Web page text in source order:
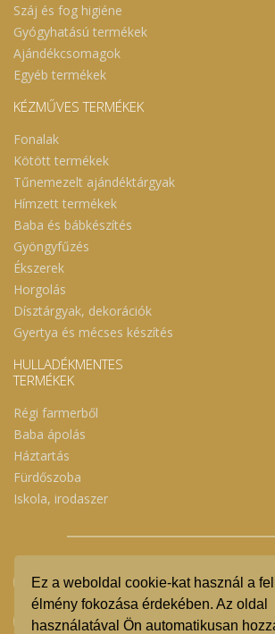
Ez a weboldal cookie-kat használ a
élmény fokozása érdekében. Az oldal
használatával Ön automatikusan
Száj és fog higiéne
Gyógyhatású termékek
Ajándékcsomagok
Egyéb termékek
KÉZMŰVES TERMÉKEK
Fonalak
Kötött termékek
Tűnemezelt ajándéktárgyak
Hímzett termékek
Baba és bábkészítés
Gyöngyfűzés
Ékszerek
Horgolás
Dísztárgyak, dekorációk
Gyertya és mécses készítés
HULLADÉKMENTES
TERMÉKEK
Régi farmerből
Baba ápolás
Háztartás
Fürdőszoba
Iskola, irodaszer